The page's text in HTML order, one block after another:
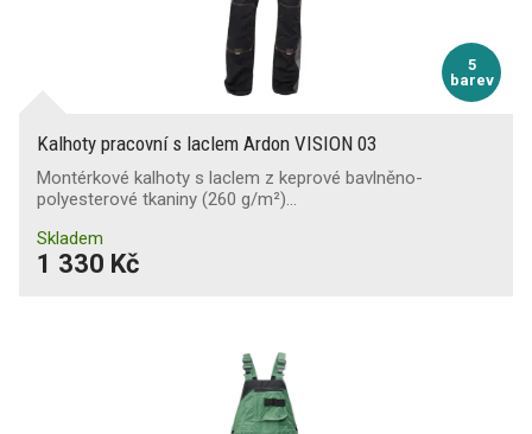
5
barev
Kalhoty pracovní s laclem Ardon VISION 03
Montérkové kalhoty s laclem z keprové bavlněno-
polyesterové tkaniny (260 g/m²)…
Skladem
1 330 Kč